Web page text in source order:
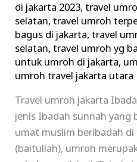
di jakarta 2023,travel
selatan,travel umroh
bagus di jakarta,travel
selatan,travel umroh yg
untuk umroh di jakarta,
umroh travel jakarta utara
Travel umroh jakarta
jenis Ibadah sunnah yang
umat muslim beribadah di
(baitullah), umroh